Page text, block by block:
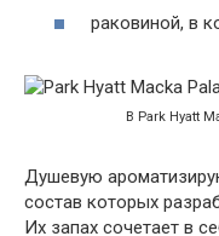
раковиной, в
В Park Hyatt
Душевую
состав которых
Их запах сочетает в